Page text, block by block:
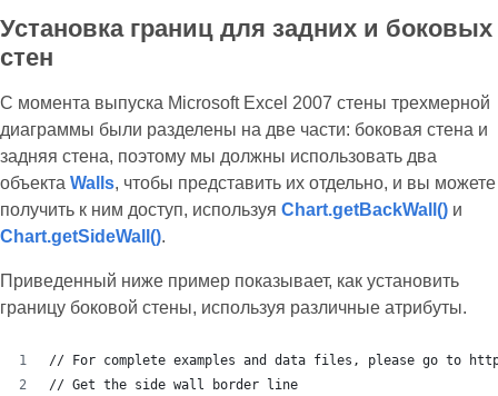
Установка границ для задних и боковых
стен
С момента выпуска Microsoft Excel 2007 стены трехмерной
диаграммы были разделены на две части: боковая стена и
задняя стена, поэтому мы должны использовать два
объекта Walls, чтобы представить их отдельно, и вы можете
получить к ним доступ, используя Chart.getBackWall() и
Chart.getSideWall().
Приведенный ниже пример показывает, как установить
границу боковой стены, используя различные атрибуты.
// For complete examples and data files, please go to
// Get the side wall border line